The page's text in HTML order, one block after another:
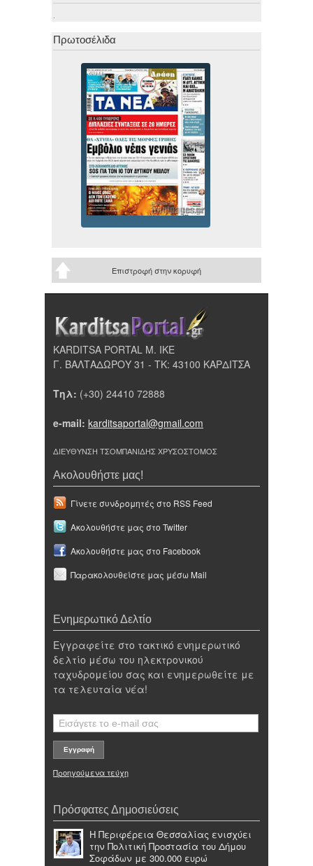
.
Πρωτοσέλιδα
Επιστροφή στην κορυφή
KARDITSA PORTAL Μ. ΙΚΕ
Γ. ΒΑΛΤΑΔΩΡΟΥ 31 - ΤΚ: 43100 ΚΑΡΔΙΤΣΑ
Τηλ: (+30) 24410 72888
e-mail: karditsaportal@gmail.com
ΔΙΕΥΘΥΝΣΗ ΤΣΟΜΠΑΝΙΔΗΣ ΧΡΥΣΟΣΤΟΜΟΣ
Ακολουθήστε μας!
Γίνετε συνδρομητές στο RSS Feed
Ακολουθήστε μας στο Twitter
Ακολουθήστε μας στο Facebook
Παρακολουθείστε μας μέσω Mail
Ενημερωτικό Δελτίο
Εγγραφείτε στο τακτικό ενημερωτικό
δελτίο μέσω του ηλεκτρονικού
ταχυδρομείου σας και ενημερωθείτε με
τα τελευταία νέα!
Προηγούμενα τεύχη
Πρόσφατες Δημοσιεύσεις
Η Περιφέρεια Θεσσαλίας ενισχύει
την Πολιτική Προστασία του Δήμου
Σοφάδων με 300.000 ευρώ